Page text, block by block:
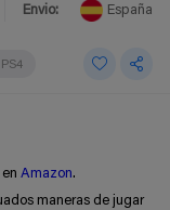
Envio: España
Amazon.
maneras de jugar